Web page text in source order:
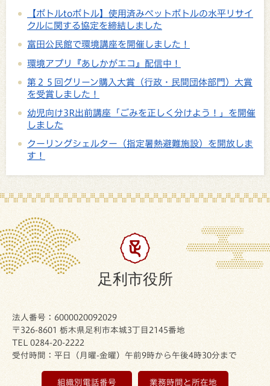
【ボトルtoボトル】使用済みペットボトルの水平リサイ
クルに関する協定を締結しました
富田公民館で環境講座を開催しました！
環境アプリ『あしかがエコ』配信中！
第２５回グリーン購入大賞（行政・民間団体部門）大賞
を受賞しました！
幼児向け3R出前講座「ごみを正しく分けよう！」を開催
しました
クーリングシェルター（指定暑熱避難施設）を開放しま
す！
足利市役所
法人番号：6000020092029
〒326-8601 栃木県足利市本城3丁目2145番地
TEL 0284-20-2222
受付時間：平日（月曜-金曜）午前9時から午後4時30分まで
組織別電話番号 業務時間と所在地